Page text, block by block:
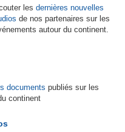
les dernières nouvelles
de nos partenaires sur les
autour du continent.
documents publiés sur les
continent